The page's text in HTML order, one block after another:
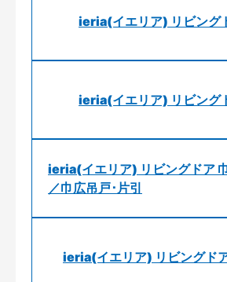
ieria(イエリア) リビング
ieria(イエリア) リビング
ieria(イエリア) リビングドア
／巾広吊戸･片引
ieria(イエリア) リビングド